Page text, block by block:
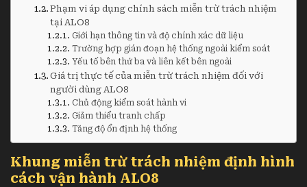
Phạm vi áp dụng chính sách miễn trừ trách nhiệm
tại ALO8
Giới hạn thông tin và độ chính xác dữ liệu
Trường hợp gián đoạn hệ thống ngoài kiểm soát
Yếu tố bên thứ ba và liên kết bên ngoài
Giá trị thực tế của miễn trừ trách nhiệm đối với
người dùng ALO8
Chủ động kiểm soát hành vi
Giảm thiểu tranh chấp
Tăng độ ổn định hệ thống
Khung miễn trừ trách nhiệm định hình
cách vận hành ALO8